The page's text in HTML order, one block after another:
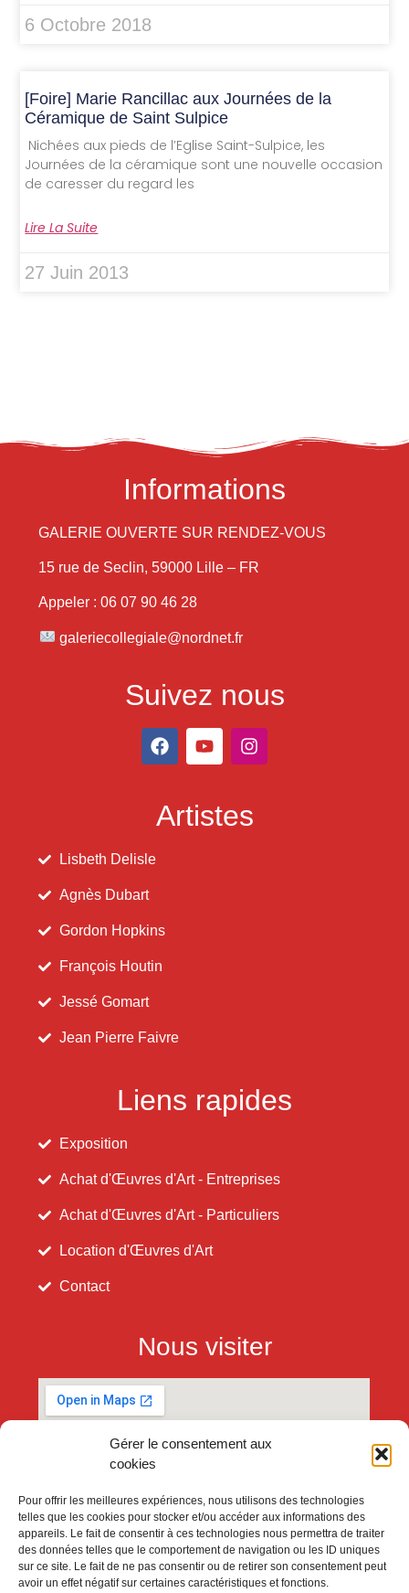
Gérer le consentement aux
cookies
Pour offrir les meilleures expériences, nous utilisons des technologies
telles que les cookies pour stocker et/ou accéder aux informations des
appareils. Le fait de consentir à ces technologies nous permettra de traiter
des données telles que le comportement de navigation ou les ID uniques
sur ce site. Le fait de ne pas consentir ou de retirer son consentement peut
avoir un effet négatif sur certaines caractéristiques et fonctions.
6 Octobre 2018
[Foire] Marie Rancillac aux Journées de la
Céramique de Saint Sulpice
Nichées aux pieds de l’Eglise Saint-Sulpice, les
Journées de la céramique sont une nouvelle occasion
de caresser du regard les
Lire La Suite
27 Juin 2013
Informations
GALERIE OUVERTE SUR RENDEZ-VOUS
15 rue de Seclin, 59000 Lille – FR
Appeler : 06 07 90 46 28
galeriecollegiale@nordnet.fr
Suivez nous
Artistes
Lisbeth Delisle
Agnès Dubart
Gordon Hopkins
François Houtin
Jessé Gomart
Jean Pierre Faivre
Liens rapides
Exposition
Achat d'Œuvres d'Art - Entreprises
Achat d'Œuvres d'Art - Particuliers
Location d'Œuvres d'Art
Contact
Nous visiter